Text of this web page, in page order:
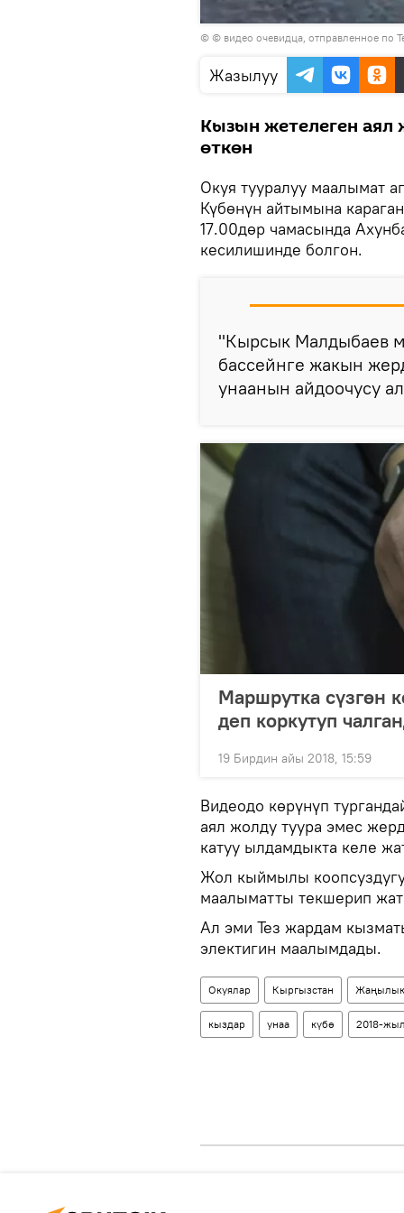
Видеону
көрсөтүү
© © видео очевидца, отправленное по
Жазылуу
Кызын жетелеген аял
өткөн
Окуя тууралуу маалымат
Күбөнүн айтымына
17.00дөр чамасында
кесилишинде болгон.
"Кырсык Малдыбаев
бассейнге жакын
унаанын айдоочусу
Маршрутка сүзгөн
деп коркутуп
19 Бирдин айы 2018, 15:59
Видеодо көрүнүп
аял жолду туура эмес
катуу ылдамдыкта келе
Жол кыймылы
маалыматты текшерип
Ал эми Тез жардам
электигин маалымдады.
Окуялар Кыргызстан
кыздар унаа күбө 2018-